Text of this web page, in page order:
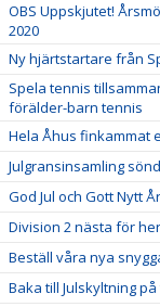
OBS Uppskjutet!
2020
Ny hjärtstartare från
Spela tennis
förälder-barn tennis
Hela Åhus finkammat
Julgransinsamling
God Jul och Gott Nytt
Division 2 nästa för
Beställ våra nya
Baka till Julskyltning